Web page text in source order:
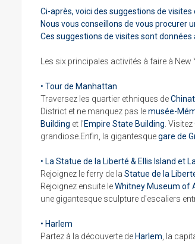
Ci-après, voici des suggestions de
Nous vous conseillons de vous procurer
Ces suggestions de visites sont
Les six principales activités à faire à New
• Tour de Manhattan
Traversez les quartier ethniques de
District et ne manquez pas lemusée-
Building et l'Empire State Building . Visitez
grandiose.Enfin, la gigantesquegare de
• La Statue de la Liberté & Ellis Island et
Rejoignez le ferry de la Statue de la
Rejoignez ensuite leWhitney Museum of
une gigantesque sculpture d'escaliers
• Harlem
Partez à la découverte deHarlem , la